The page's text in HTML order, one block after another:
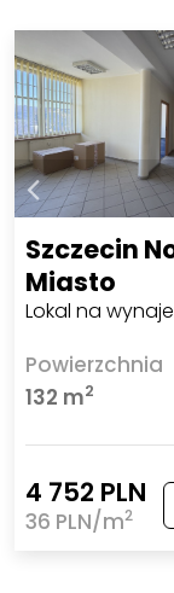
Szczecin
Miasto
Lokal na
Powierzchnia
132 m2
4 752 PLN
36 PLN/m2